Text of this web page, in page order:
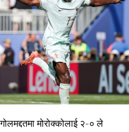
मोरोक्कोलाई २-० ले